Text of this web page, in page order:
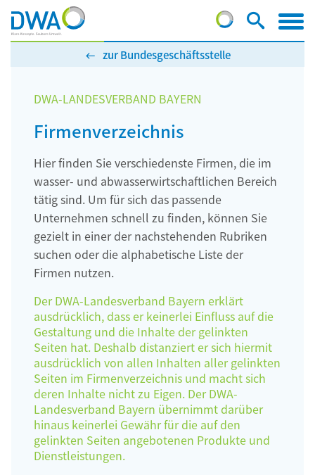
zur Bundesgeschäftsstelle
DWA-LANDESVERBAND BAYERN
Firmenverzeichnis
Hier finden Sie verschiedenste Firmen, die im
wasser- und abwasserwirtschaftlichen Bereich
tätig sind. Um für sich das passende
Unternehmen schnell zu finden, können Sie
gezielt in einer der nachstehenden Rubriken
suchen oder die alphabetische Liste der
Firmen nutzen.
Der DWA-Landesverband Bayern erklärt
ausdrücklich, dass er keinerlei Einfluss auf die
Gestaltung und die Inhalte der gelinkten
Seiten hat. Deshalb distanziert er sich hiermit
ausdrücklich von allen Inhalten aller gelinkten
Seiten im Firmenverzeichnis und macht sich
deren Inhalte nicht zu Eigen. Der DWA-
Landesverband Bayern übernimmt darüber
hinaus keinerlei Gewähr für die auf den
gelinkten Seiten angebotenen Produkte und
Dienstleistungen.